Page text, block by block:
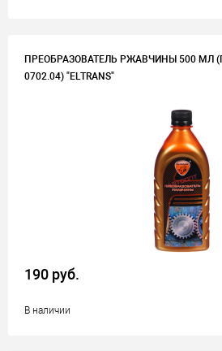
ПРЕОБРАЗОВАТЕЛЬ РЖАВЧИНЫ 500 МЛ
0702.04) "ELTRANS"
190 руб.
В наличии